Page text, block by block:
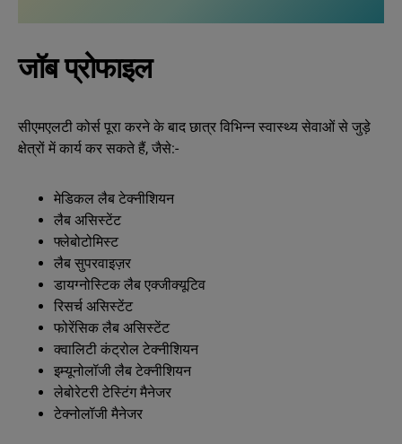
जॉब प्रोफाइल
सीएमएलटी कोर्स पूरा करने के बाद छात्र विभिन्न स्वास्थ्य सेवाओं से जुड़े
क्षेत्रों में कार्य कर सकते हैं, जैसे:-
मेडिकल लैब टेक्नीशियन
लैब असिस्टेंट
फ्लेबोटोमिस्ट
लैब सुपरवाइज़र
डायग्नोस्टिक लैब एक्जीक्यूटिव
रिसर्च असिस्टेंट
फोरेंसिक लैब असिस्टेंट
क्वालिटी कंट्रोल टेक्नीशियन
इम्यूनोलॉजी लैब टेक्नीशियन
लेबोरेटरी टेस्टिंग मैनेजर
टेक्नोलॉजी मैनेजर